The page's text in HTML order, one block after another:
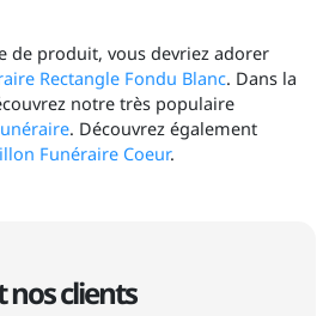
de produit, vous devriez adorer
Rectangle Fondu Blanc. Dans la
notre très populaire
. Découvrez également
Funéraire Coeur.
nos clients